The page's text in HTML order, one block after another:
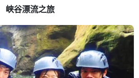
峡谷漂流之旅